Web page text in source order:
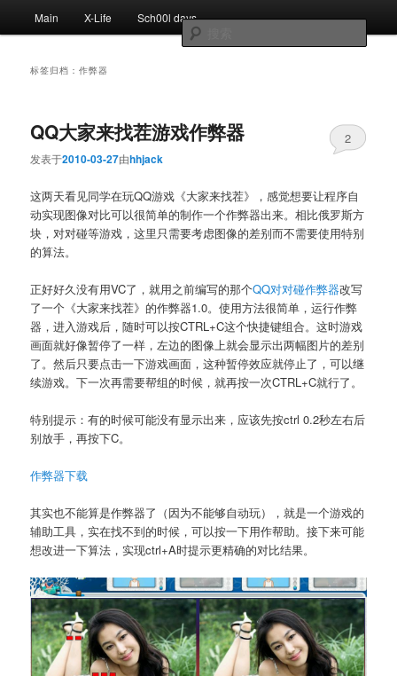
索
Main X-Life Sch00l days
标签归档：作弊器
QQ大家来找茬游戏作弊器
发表于2010-03-27由hhjack
2
这两天看见同学在玩QQ游戏《大家来找茬》，感觉想要让程序自
动实现图像对比可以很简单的制作一个作弊器出来。相比俄罗斯方
块，对对碰等游戏，这里只需要考虑图像的差别而不需要使用特别
的算法。
正好好久没有用VC了，就用之前编写的那个QQ对对碰作弊器改写
了一个《大家来找茬》的作弊器1.0。使用方法很简单，运行作弊
器，进入游戏后，随时可以按CTRL+C这个快捷键组合。这时游戏
画面就好像暂停了一样，左边的图像上就会显示出两幅图片的差别
了。然后只要点击一下游戏画面，这种暂停效应就停止了，可以继
续游戏。下一次再需要帮组的时候，就再按一次CTRL+C就行了。
特别提示：有的时候可能没有显示出来，应该先按ctrl 0.2秒左右后
别放手，再按下C。
作弊器下载
其实也不能算是作弊器了（因为不能够自动玩），就是一个游戏的
辅助工具，实在找不到的时候，可以按一下用作帮助。接下来可能
想改进一下算法，实现ctrl+A时提示更精确的对比结果。